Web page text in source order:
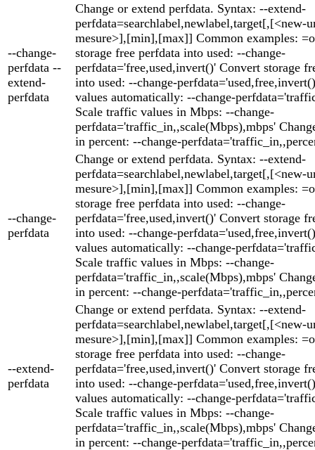
--change-
perfdata --
extend-
perfdata
Change or extend perfdata. Syntax: --extend-
perfdata=searchlabel,newlabel,target[,[<new-
mesure>],[min],[max]] Common examples:
storage free perfdata into used: --change-
perfdata='free,used,invert()' Convert storage
into used: --change-
values automatically: --change-
Scale traffic values in Mbps: --change-
perfdata='traffic_in,,scale(Mbps),mbps'
in percent: --change-
--change-
perfdata
Change or extend perfdata. Syntax: --extend-
perfdata=searchlabel,newlabel,target[,[<new-
mesure>],[min],[max]] Common examples:
storage free perfdata into used: --change-
perfdata='free,used,invert()' Convert storage
into used: --change-
values automatically: --change-
Scale traffic values in Mbps: --change-
perfdata='traffic_in,,scale(Mbps),mbps'
in percent: --change-
--extend-
perfdata
Change or extend perfdata. Syntax: --extend-
perfdata=searchlabel,newlabel,target[,[<new-
mesure>],[min],[max]] Common examples:
storage free perfdata into used: --change-
perfdata='free,used,invert()' Convert storage
into used: --change-
values automatically: --change-
Scale traffic values in Mbps: --change-
perfdata='traffic_in,,scale(Mbps),mbps'
in percent: --change-